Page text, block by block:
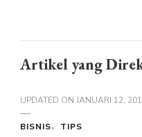
Artikel yang
UPDATED ON JANUARI 12,
BISNIS TIPS